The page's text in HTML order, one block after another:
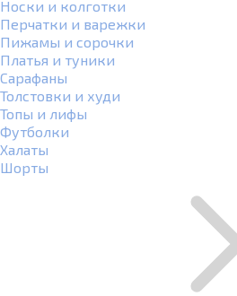
Носки и колготки
Перчатки и варежки
Пижамы и сорочки
Платья и туники
Сарафаны
Толстовки и худи
Топы и лифы
Футболки
Халаты
Шорты